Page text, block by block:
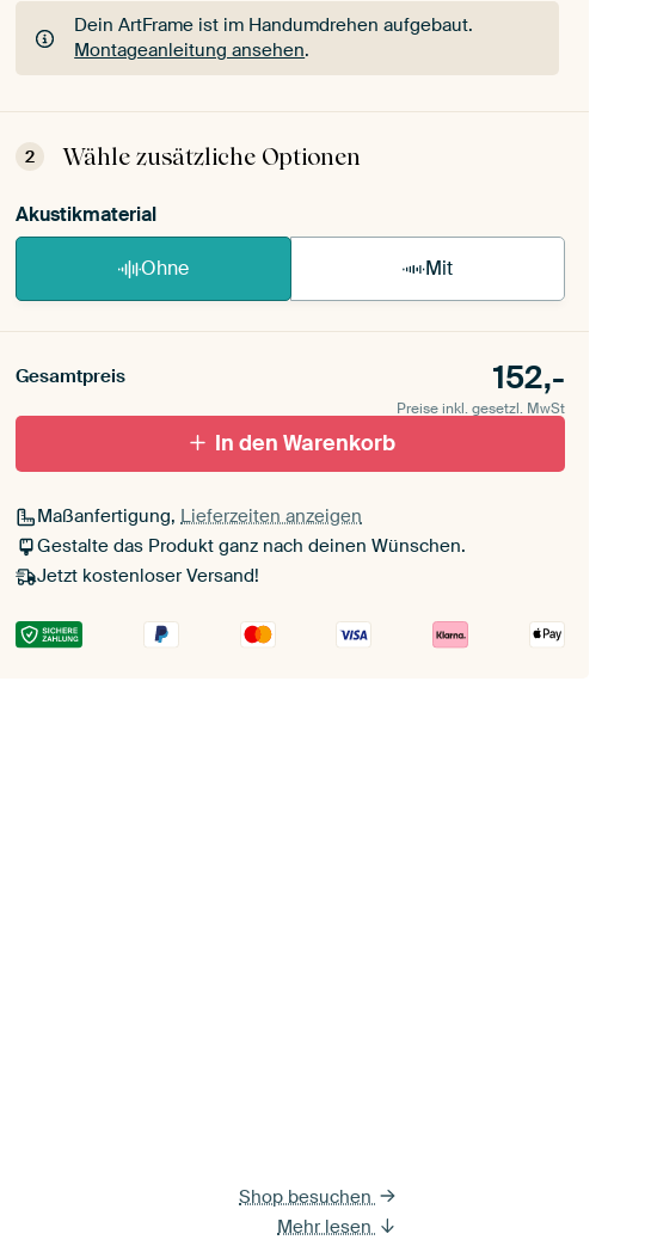
Dein ArtFrame ist im Handumdrehen aufgebaut.
Montageanleitung ansehen.
Dein ArtFrame ist im Handumdrehen aufgebaut.
2 Wähle zusätzliche Optionen
Akustikmaterial
Ohne Mit
Gesamtpreis 152,-
Preise inkl. gesetzl. MwSt
In den Warenkorb
Maßanfertigung, Lieferzeiten anzeigen
Gestalte das Produkt ganz nach deinen Wünschen.
Jetzt kostenloser Versand!
Shop besuchen
Mehr lesen